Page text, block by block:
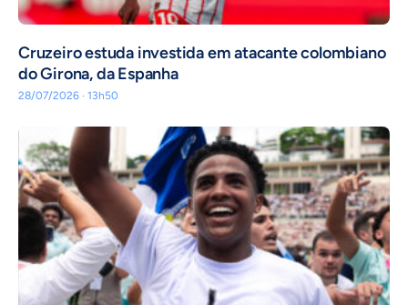
Cruzeiro estuda investida em atacante colombiano
do Girona, da Espanha
28/07/2026 · 13h50